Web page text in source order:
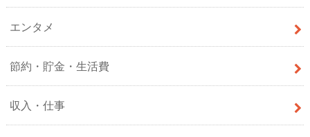
エンタメ
節約・貯金・生活費
収入・仕事